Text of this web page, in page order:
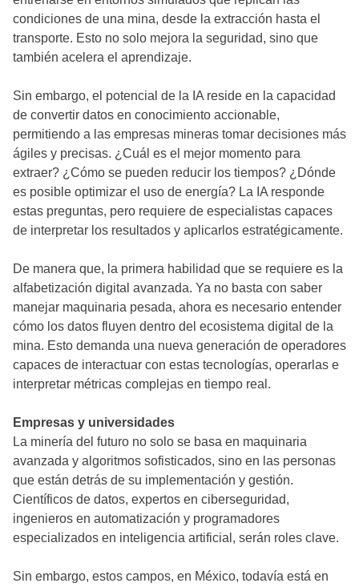
condiciones de una mina, desde la extracción hasta el
transporte. Esto no solo mejora la seguridad, sino que
también acelera el aprendizaje.
Sin embargo, el potencial de la IA reside en la capacidad
de convertir datos en conocimiento accionable,
permitiendo a las empresas mineras tomar decisiones más
ágiles y precisas. ¿Cuál es el mejor momento para
extraer? ¿Cómo se pueden reducir los tiempos? ¿Dónde
es posible optimizar el uso de energía? La IA responde
estas preguntas, pero requiere de especialistas capaces
de interpretar los resultados y aplicarlos estratégicamente.
De manera que, la primera habilidad que se requiere es la
alfabetización digital avanzada. Ya no basta con saber
manejar maquinaria pesada, ahora es necesario entender
cómo los datos fluyen dentro del ecosistema digital de la
mina. Esto demanda una nueva generación de operadores
capaces de interactuar con estas tecnologías, operarlas e
interpretar métricas complejas en tiempo real.
Empresas y universidades
La minería del futuro no solo se basa en maquinaria
avanzada y algoritmos sofisticados, sino en las personas
que están detrás de su implementación y gestión.
Científicos de datos, expertos en ciberseguridad,
ingenieros en automatización y programadores
especializados en inteligencia artificial, serán roles clave.
Sin embargo, estos campos, en México, todavía está en